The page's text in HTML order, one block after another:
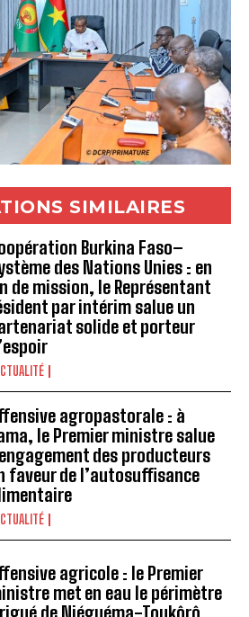
SIMILAIRES
Burkina Faso–
des Nations Unies : en
de mission, le Représentant
par intérim salue un
solide et porteur
agropastorale : à
le Premier ministre salue
des producteurs
faveur de l’autosuffisance
agricole : le Premier
met en eau le périmètre